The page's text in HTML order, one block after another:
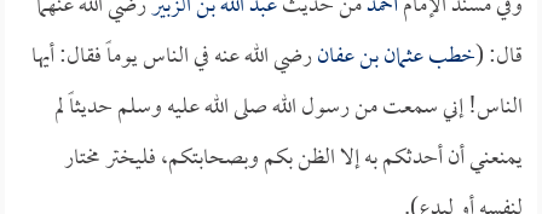
قال: (خطبعثمان بن عفانرضي الله عنه في الناس يوماً فقال: أيها
الناس! إني سمعت من رسول الله صلى الله عليه وسلم حديثاً لم
يمنعني أن أحدثكم به إلا الظن بكم وبصحابتكم، فليختر مختار